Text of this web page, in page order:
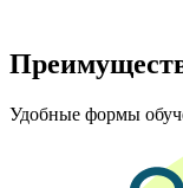
Удобные формы